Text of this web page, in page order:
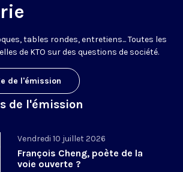
tables rondes, entretiens... Toutes les
de KTO sur des questions de société.
de l'émission
de l'émission
Vendredi 10 juillet 2026
François Cheng, poète de la
voie ouverte ?